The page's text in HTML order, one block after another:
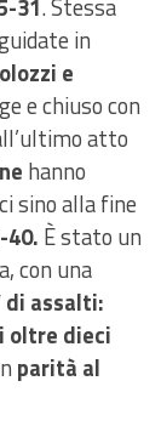
31. Stessa
in
e
e chiuso con
atto
hanno
sino alla fine
40. È stato un
con una
di assalti:
oltre dieci
parità al